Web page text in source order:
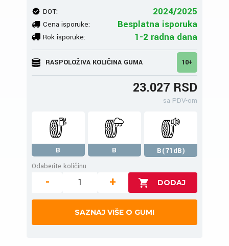
DOT: 2024/2025
Cena isporuke: Besplatna isporuka
Rok isporuke: 1-2 radna dana
RASPOLOŽIVA KOLIČINA GUMA 10+
23.027 RSD
sa PDV-om
B B
B(71dB)
Odaberite količinu
- +
SAZNAJ VIŠE O GUMI